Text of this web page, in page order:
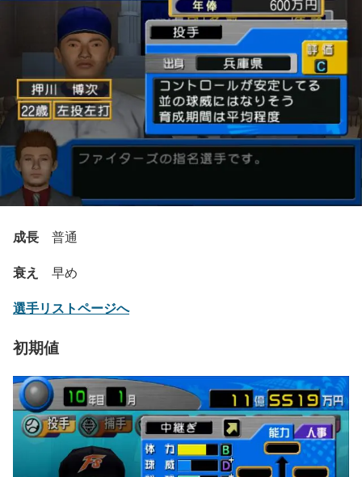
成長 普通
衰え 早め
選手リストページへ
初期値